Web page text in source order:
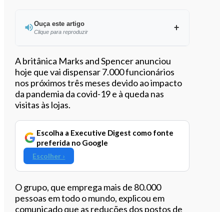
Ouça este artigo
Clique para reproduzir
Ouvir este artigo
A britânica Marks and Spencer anunciou
hoje que vai dispensar 7.000 funcionários
nos próximos três meses devido ao impacto
da pandemia da covid-19 e à queda nas
visitas às lojas.
Escolha a Executive Digest como fonte
preferida no Google
Escolher ›
O grupo, que emprega mais de 80.000
pessoas em todo o mundo, explicou em
comunicado que as reduções dos postos de